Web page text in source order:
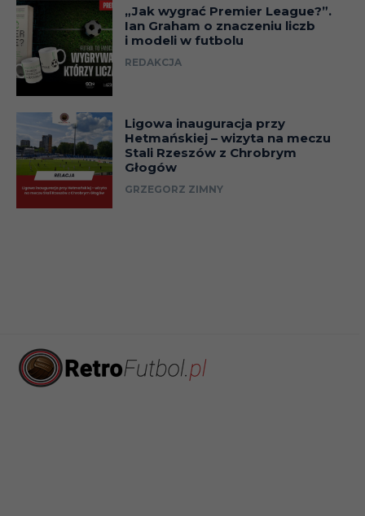
„Jak wygrać Premier League?”.
Ian Graham o znaczeniu liczb
i modeli w futbolu
REDAKCJA
Ligowa inauguracja przy
Hetmańskiej – wizyta na meczu
Stali Rzeszów z Chrobrym
Głogów
GRZEGORZ ZIMNY